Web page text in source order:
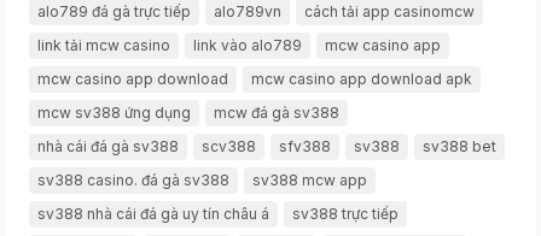
alo789 đá gà trực tiếp
alo789vn
cách tải app casinomcw
link tải mcw casino
link vào alo789
mcw casino app
mcw casino app download
mcw casino app download apk
mcw sv388 ứng dụng
mcw đá gà sv388
nhà cái đá gà sv388
scv388 sfv388 sv388
sv388 bet
sv388 casino. đá gà sv388
sv388 mcw app
sv388 nhà cái đá gà uy tín châu á
sv388 trực tiếp